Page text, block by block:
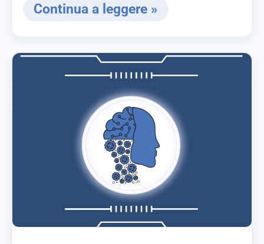
Continua a leggere »